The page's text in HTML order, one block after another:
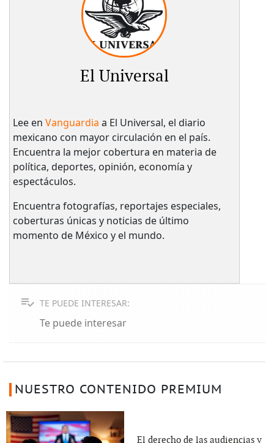
El Universal
Lee en Vanguardia a El Universal, el diario
mexicano con mayor circulación en el país.​
Encuentra la mejor cobertura en materia de
política, deportes, opinión, economía y
espectáculos.
Encuentra fotografías, reportajes especiales,
coberturas únicas y noticias de último
momento de México y el mundo.
TE PUEDE INTERESAR:
Te puede interesar
NUESTRO CONTENIDO PREMIUM
El derecho de las audiencias y